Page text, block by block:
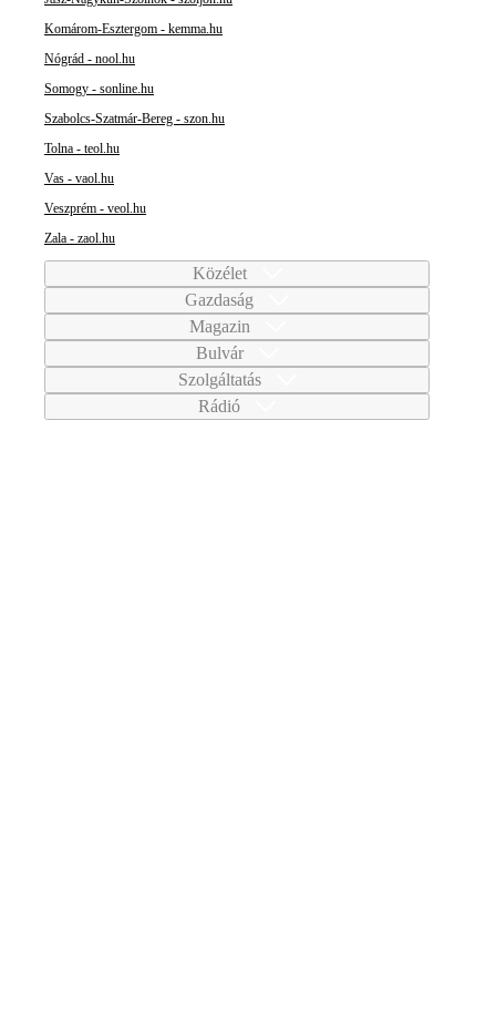
Komárom-Esztergom - kemma.hu
Nógrád - nool.hu
Somogy - sonline.hu
Szabolcs-Szatmár-Bereg - szon.hu
Tolna - teol.hu
Vas - vaol.hu
Veszprém - veol.hu
Zala - zaol.hu
Közélet
Gazdaság
Magazin
Bulvár
Szolgáltatás
Rádió